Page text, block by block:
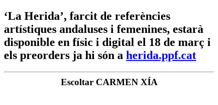
‘La Herida’, farcit de referències
artístiques andaluses i femenines, estarà
disponible en físic i digital el 18 de març i
els preorders ja hi són a herida.ppf.cat
Escoltar CARMEN XÍA